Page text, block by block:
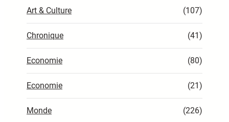
Art & Culture (107)
Chronique (41)
Economie (80)
Economie (21)
Monde (226)